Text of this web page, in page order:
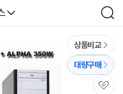
검
색
상품비교
대량구매